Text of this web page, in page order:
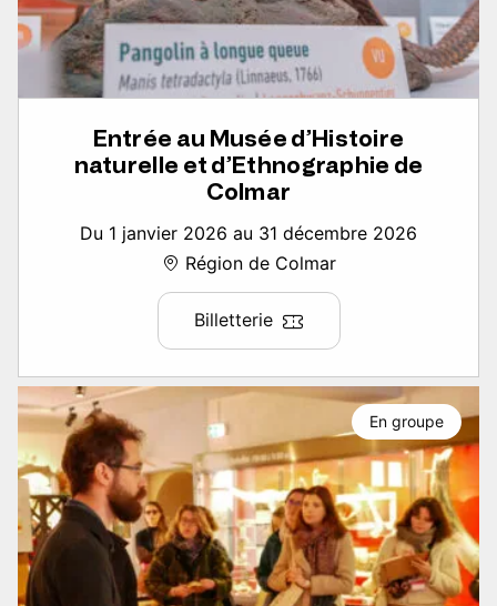
Entrée au Musée d’Histoire
naturelle et d’Ethnographie de
Colmar
Du 1 janvier 2026 au 31 décembre 2026
Région de Colmar
Billetterie
En groupe